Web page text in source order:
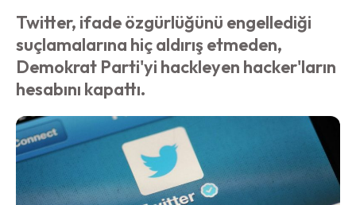
Twitter, ifade özgürlüğünü engellediği
suçlamalarına hiç aldırış etmeden,
Demokrat Parti'yi hackleyen hacker'ların
hesabını kapattı.